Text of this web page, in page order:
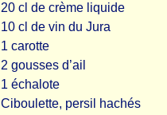
20 cl de crème liquide
10 cl de vin du Jura
1 carotte
2 gousses d’ail
1 échalote
Ciboulette, persil hachés